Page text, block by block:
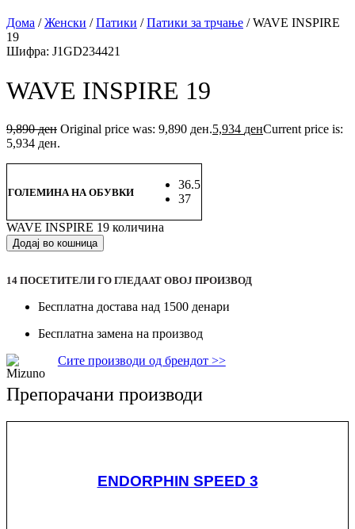
Дома /Женски /Патики /Патики за трчање / WAVE INSPIRE
19
Шифра: J1GD234421
WAVE INSPIRE 19
9,890ден Original price was: 9,890 ден.5,934 денCurrent price is:
5,934 ден.
ГОЛЕМИНА НА ОБУВКИ
36.5
37
WAVE INSPIRE 19 количина
Додај во кошница
14 ПОСЕТИТЕЛИ ГО ГЛЕДААТ ОВОJ ПРОИЗВОД
Бесплатна достава над 1500 денари
Бесплатна замена на производ
Сите производи од брендот >>
Препорачани производи
ENDORPHIN SPEED 3